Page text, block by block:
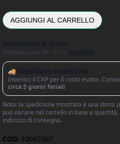
AGGIUNGI AL CARRELLO
Destinazione: PA – IT —
🚚 Spedizione a domicilio
Inserisci il CAP per il costo esatto.
circa 5 giorni feriali
Nota: la spedizione mostrata è una stima
può variare nel carrello in base a
indirizzo di consegna.
COD: 10062367